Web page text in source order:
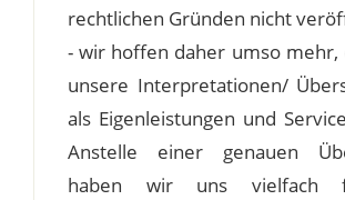
rechtlichen Gründen nicht
- wir hoffen daher umso mehr,
unsere Interpretationen/
als Eigenleistungen und
Anstelle einer genauen
haben wir uns vielfach